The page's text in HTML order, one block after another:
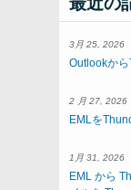
最近の
3月 25, 2026
Outlookか
2 月 27, 2026
EMLを
1月 31, 2026
EML から